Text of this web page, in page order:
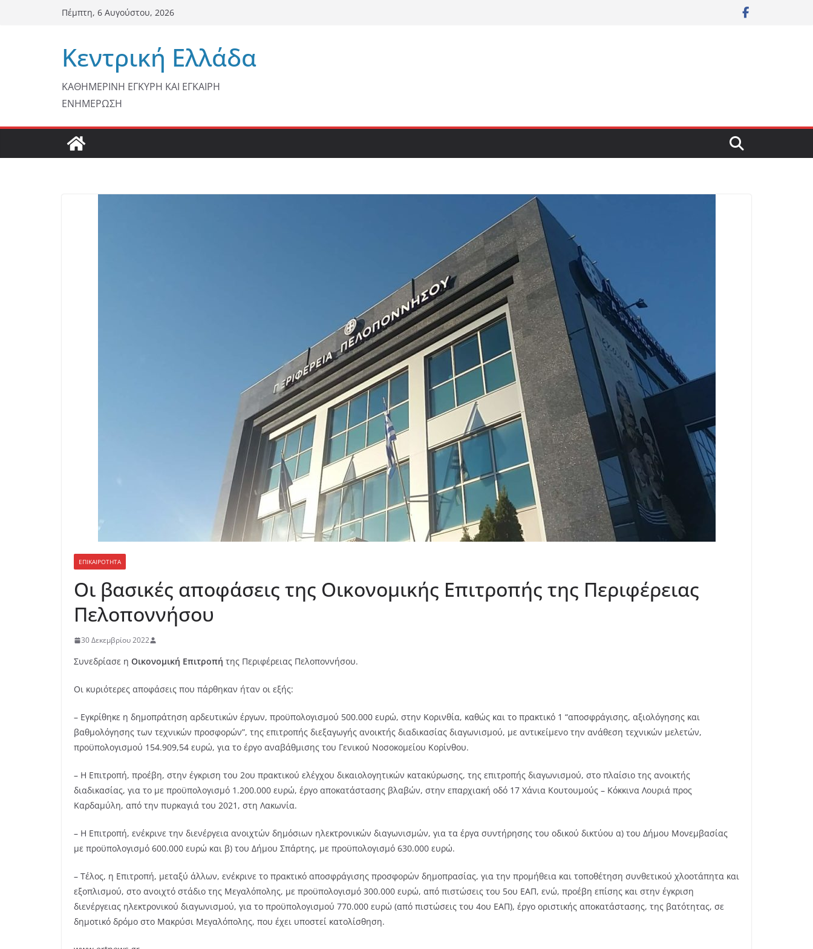
Πέμπτη, 6 Αυγούστου, 2026
Κεντρική Ελλάδα
ΚΑΘΗΜΕΡΙΝΗ ΕΓΚΥΡΗ ΚΑΙ ΕΓΚΑΙΡΗ
ΕΝΗΜΕΡΩΣΗ
ΕΠΙΚΑΙΡΟΤΗΤΑ
Οι βασικές αποφάσεις της Οικονομικής Επιτροπής της Περιφέρειας
Πελοποννήσου
30 Δεκεμβρίου 2022
Συνεδρίασε η Οικονομική Επιτροπή της Περιφέρειας Πελοποννήσου.
Οι κυριότερες αποφάσεις που πάρθηκαν ήταν οι εξής:
– Εγκρίθηκε η δημοπράτηση αρδευτικών έργων, προϋπολογισμού 500.000 ευρώ, στην Κορινθία, καθώς και το πρακτικό 1 “αποσφράγισης, αξιολόγησης και
βαθμολόγησης των τεχνικών προσφορών”, της επιτροπής διεξαγωγής ανοικτής διαδικασίας διαγωνισμού, με αντικείμενο την ανάθεση τεχνικών μελετών,
προϋπολογισμού 154.909,54 ευρώ, για το έργο αναβάθμισης του Γενικού Νοσοκομείου Κορίνθου.
– Η Επιτροπή, προέβη, στην έγκριση του 2ου πρακτικού ελέγχου δικαιολογητικών κατακύρωσης, της επιτροπής διαγωνισμού, στο πλαίσιο της ανοικτής
διαδικασίας, για το με προϋπολογισμό 1.200.000 ευρώ, έργο αποκατάστασης βλαβών, στην επαρχιακή οδό 17 Χάνια Κουτουμούς – Κόκκινα Λουριά προς
Καρδαμύλη, από την πυρκαγιά του 2021, στη Λακωνία.
– Η Επιτροπή, ενέκρινε την διενέργεια ανοιχτών δημόσιων ηλεκτρονικών διαγωνισμών, για τα έργα συντήρησης του οδικού δικτύου α) του Δήμου Μονεμβασίας
με προϋπολογισμό 600.000 ευρώ και β) του Δήμου Σπάρτης, με προϋπολογισμό 630.000 ευρώ.
– Τέλος, η Επιτροπή, μεταξύ άλλων, ενέκρινε το πρακτικό αποσφράγισης προσφορών δημοπρασίας, για την προμήθεια και τοποθέτηση συνθετικού χλοοτάπητα και
εξοπλισμού, στο ανοιχτό στάδιο της Μεγαλόπολης, με προϋπολογισμό 300.000 ευρώ, από πιστώσεις του 5ου ΕΑΠ, ενώ, προέβη επίσης και στην έγκριση
διενέργειας ηλεκτρονικού διαγωνισμού, για το προϋπολογισμού 770.000 ευρώ (από πιστώσεις του 4ου ΕΑΠ), έργο οριστικής αποκατάστασης, της βατότητας, σε
δημοτικό δρόμο στο Μακρύσι Μεγαλόπολης, που έχει υποστεί κατολίσθηση.